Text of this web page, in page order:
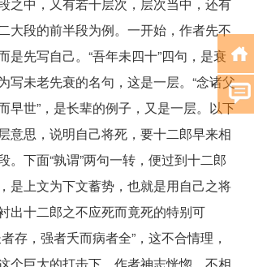
大段的前半段为例。一开始，作者先不
是先写自己。“吾年未四十”四句，是衰
写未老先衰的名句，这是一层。“念诸父
早世”，是长辈的例子，又是一层。以下
意思，说明自己将死，要十二郎早来相
。下面“孰谓”两句一转，便过到十二郎
是上文为下文蓄势，也就是用自己之将
出十二郎之不应死而竟死的特别可
存，强者夭而病者全”，这不合情理，